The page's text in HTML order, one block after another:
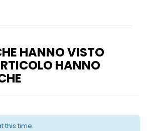
HANNO VISTO
HANNO
this time.